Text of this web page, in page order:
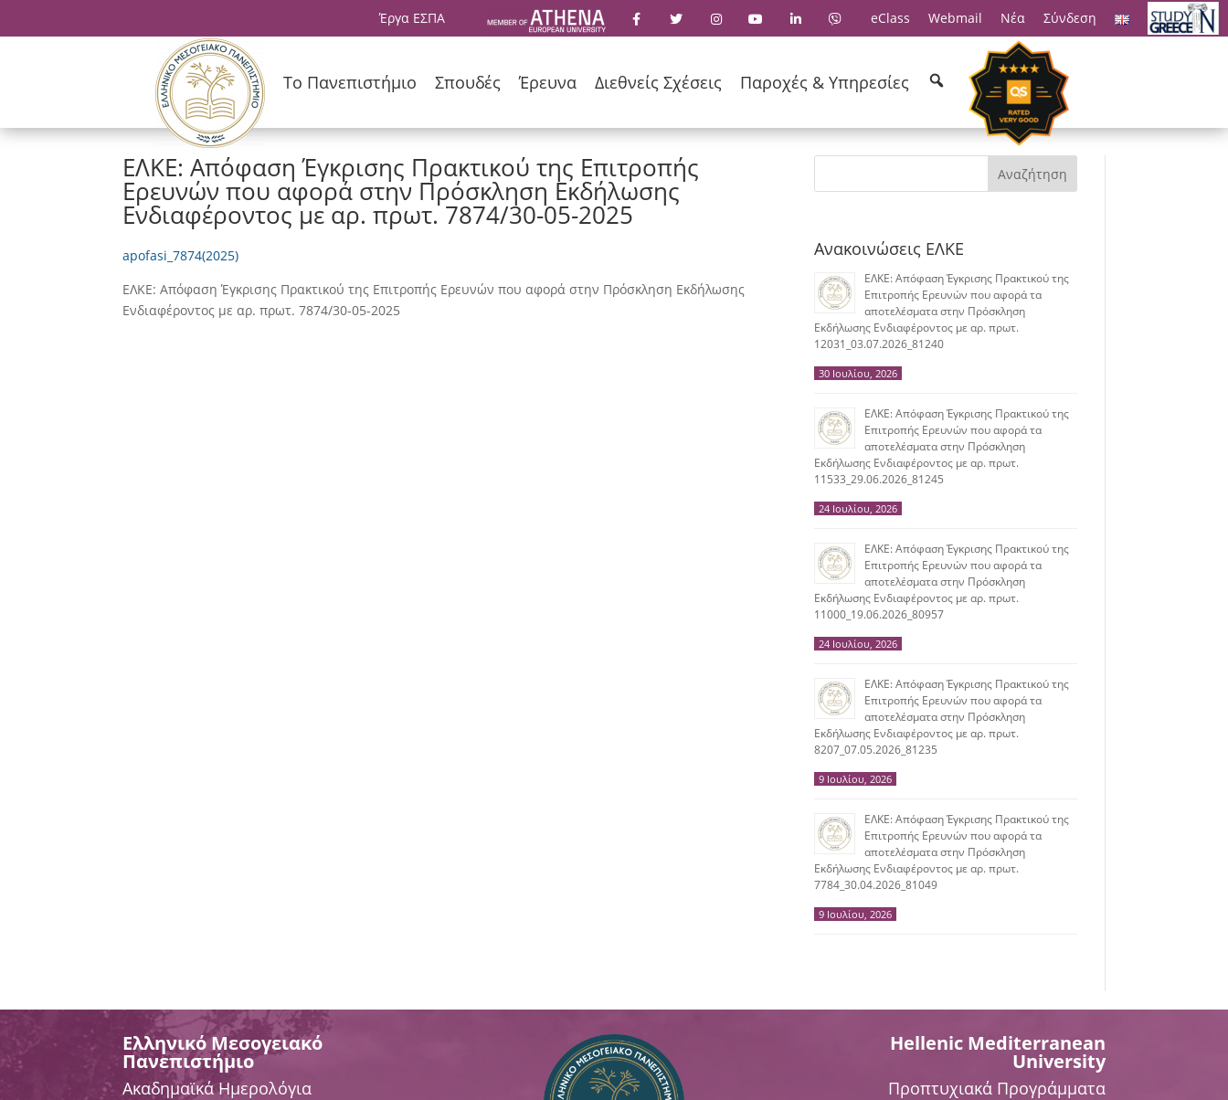
Έργα ΕΣΠΑ eClass Webmail Νέα Σύνδεση
Το Πανεπιστήμιο Σπουδές Έρευνα Διεθνείς Σχέσεις Παροχές & Υπηρεσίες
ΕΛΚΕ: Απόφαση Έγκρισης Πρακτικού της Επιτροπής
Ερευνών που αφορά στην Πρόσκληση Εκδήλωσης
Ενδιαφέροντος με αρ. πρωτ. 7874/30-05-2025
apofasi_7874(2025)
ΕΛΚΕ: Απόφαση Έγκρισης Πρακτικού της Επιτροπής Ερευνών που αφορά στην Πρόσκληση Εκδήλωσης
Ενδιαφέροντος με αρ. πρωτ. 7874/30-05-2025
Αναζήτηση
Ανακοινώσεις ΕΛΚΕ
ΕΛΚΕ: Απόφαση Έγκρισης Πρακτικού της
Επιτροπής Ερευνών που αφορά τα
αποτελέσματα στην Πρόσκληση
Εκδήλωσης Ενδιαφέροντος με αρ. πρωτ.
12031_03.07.2026_81240
30 Ιουλίου, 2026
ΕΛΚΕ: Απόφαση Έγκρισης Πρακτικού της
Επιτροπής Ερευνών που αφορά τα
αποτελέσματα στην Πρόσκληση
Εκδήλωσης Ενδιαφέροντος με αρ. πρωτ.
11533_29.06.2026_81245
24 Ιουλίου, 2026
ΕΛΚΕ: Απόφαση Έγκρισης Πρακτικού της
Επιτροπής Ερευνών που αφορά τα
αποτελέσματα στην Πρόσκληση
Εκδήλωσης Ενδιαφέροντος με αρ. πρωτ.
11000_19.06.2026_80957
24 Ιουλίου, 2026
ΕΛΚΕ: Απόφαση Έγκρισης Πρακτικού της
Επιτροπής Ερευνών που αφορά τα
αποτελέσματα στην Πρόσκληση
Εκδήλωσης Ενδιαφέροντος με αρ. πρωτ.
8207_07.05.2026_81235
9 Ιουλίου, 2026
ΕΛΚΕ: Απόφαση Έγκρισης Πρακτικού της
Επιτροπής Ερευνών που αφορά τα
αποτελέσματα στην Πρόσκληση
Εκδήλωσης Ενδιαφέροντος με αρ. πρωτ.
7784_30.04.2026_81049
9 Ιουλίου, 2026
Ελληνικό Μεσογειακό
Πανεπιστήμιο
Ακαδημαϊκά Ημερολόγια
Hellenic Mediterranean
University
Προπτυχιακά Προγράμματα